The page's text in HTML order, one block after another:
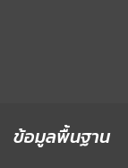
ข้อมูลพื้นฐาน